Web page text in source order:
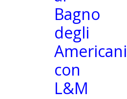
Bagno
degli
Americani
con
L&M